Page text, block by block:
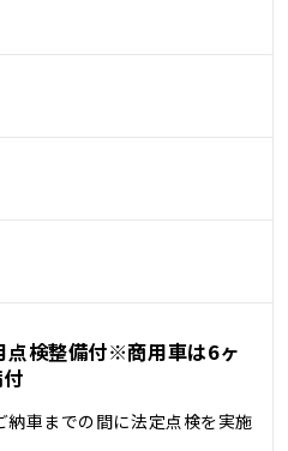
点検整備付※商用車は6ヶ
納車までの間に法定点検を実施